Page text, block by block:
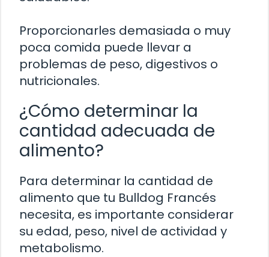
Proporcionarles demasiada o muy
poca comida puede llevar a
problemas de peso, digestivos o
nutricionales.
¿Cómo determinar la
cantidad adecuada de
alimento?
Para determinar la cantidad de
alimento que tu Bulldog Francés
necesita, es importante considerar
su edad, peso, nivel de actividad y
metabolismo.